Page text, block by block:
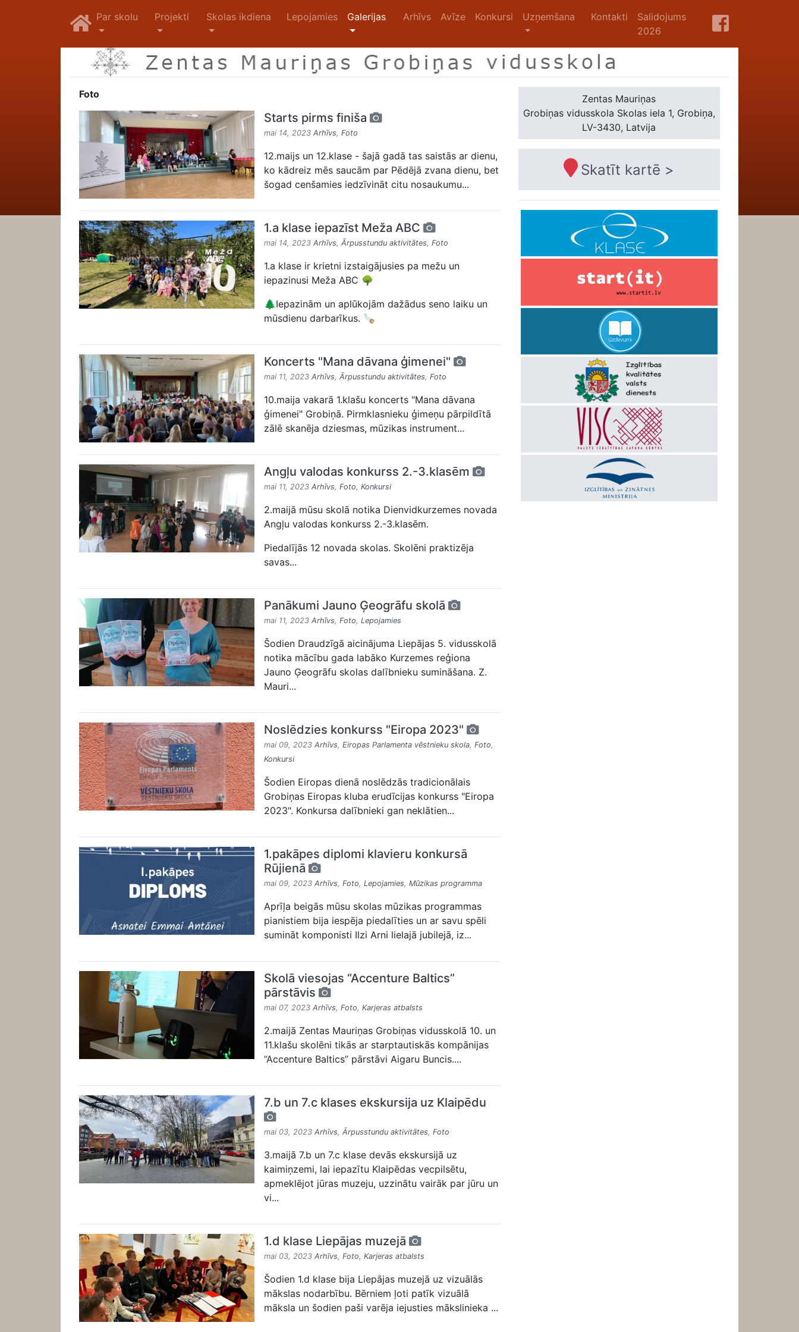
Par skolu Projekti Skolas ikdiena Lepojamies Galerijas Arhīvs Avīze Konkursi Uzņemšana Kontakti
Salidojums
2026
Foto
Starts pirms finiša
mai 14, 2023Arhīvs,Foto
12.maijs un 12.klase - šajā gadā tas saistās ar dienu,
ko kādreiz mēs saucām par Pēdējā zvana dienu, bet
šogad cenšamies iedzīvināt citu nosaukumu...
1.a klase iepazīst Meža ABC
mai 14, 2023Arhīvs,Ārpusstundu aktivitātes,Foto
1.a klase ir krietni izstaigājusies pa mežu un
iepazinusi Meža ABC 🌳
🌲Iepazinām un aplūkojām dažādus seno laiku un
mūsdienu darbarīkus. 🪚
Koncerts "Mana dāvana ģimenei"
mai 11, 2023Arhīvs,Ārpusstundu aktivitātes,Foto
10.maija vakarā 1.klašu koncerts "Mana dāvana
ģimenei" Grobiņā. Pirmklasnieku ģimeņu pārpildītā
zālē skanēja dziesmas, mūzikas instrument...
Angļu valodas konkurss 2.-3.klasēm
mai 11, 2023Arhīvs,Foto,Konkursi
2.maijā mūsu skolā notika Dienvidkurzemes novada
Angļu valodas konkurss 2.-3.klasēm.
Piedalījās 12 novada skolas. Skolēni praktizēja
savas...
Panākumi Jauno Ģeogrāfu skolā
mai 11, 2023Arhīvs,Foto,Lepojamies
Šodien Draudzīgā aicinājuma Liepājas 5. vidusskolā
notika mācību gada labāko Kurzemes reģiona
Jauno Ģeogrāfu skolas dalībnieku sumināšana. Z.
Mauri...
Noslēdzies konkurss "Eiropa 2023"
mai 09, 2023Arhīvs,Eiropas Parlamenta vēstnieku skola,Foto,
Konkursi
Šodien Eiropas dienā noslēdzās tradicionālais
Grobiņas Eiropas kluba erudīcijas konkurss "Eiropa
2023". Konkursa dalībnieki gan neklātien...
1.pakāpes diplomi klavieru konkursā
Rūjienā
mai 09, 2023Arhīvs,Foto,Lepojamies,Mūzikas programma
Aprīļa beigās mūsu skolas mūzikas programmas
pianistiem bija iespēja piedalīties un ar savu spēli
sumināt komponisti Ilzi Arni lielajā jubilejā, iz...
Skolā viesojas “Accenture Baltics”
pārstāvis
mai 07, 2023Arhīvs,Foto,Karjeras atbalsts
2.maijā Zentas Mauriņas Grobiņas vidusskolā 10. un
11.klašu skolēni tikās ar starptautiskās kompānijas
“Accenture Baltics” pārstāvi Aigaru Buncis....
7.b un 7.c klases ekskursija uz Klaipēdu
mai 03, 2023Arhīvs,Ārpusstundu aktivitātes,Foto
3.maijā 7.b un 7.c klase devās ekskursijā uz
kaimiņzemi, lai iepazītu Klaipēdas vecpilsētu,
apmeklējot jūras muzeju, uzzinātu vairāk par jūru un
vi...
1.d klase Liepājas muzejā
mai 03, 2023Arhīvs,Foto,Karjeras atbalsts
Šodien 1.d klase bija Liepājas muzejā uz vizuālās
mākslas nodarbību. Bērniem ļoti patīk vizuālā
māksla un šodien paši varēja iejusties mākslinieka ...
Zentas Mauriņas
Grobiņas vidusskola Skolas iela 1, Grobiņa,
LV-3430, Latvija
Skatīt kartē >